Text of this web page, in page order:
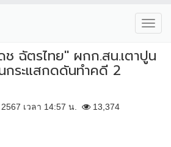
ช ฉัตรไทย" ผกก.สน.เตาปูน
ระแสกดดันทำคดี 2
เวลา 14:57 น. 13,374